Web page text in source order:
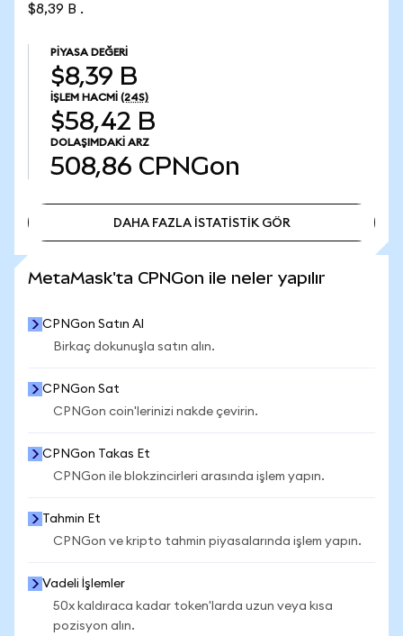
$8,39 B .
PIYASA DEĞERI
$8,39 B
İŞLEM HACMI (24S)
$58,42 B
DOLAŞIMDAKI ARZ
508,86 CPNGon
DAHA FAZLA İSTATİSTİK GÖR
MetaMask'ta CPNGon ile neler yapılır
CPNGon Satın Al
Birkaç dokunuşla satın alın.
CPNGon Sat
CPNGon coin'lerinizi nakde çevirin.
CPNGon Takas Et
CPNGon ile blokzincirleri arasında işlem yapın.
Tahmin Et
CPNGon ve kripto tahmin piyasalarında işlem yapın.
Vadeli İşlemler
50x kaldıraca kadar token'larda uzun veya kısa
pozisyon alın.